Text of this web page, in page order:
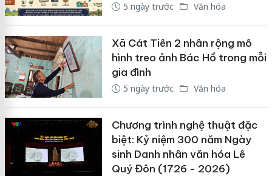
5 ngày trước Văn hóa
Xã Cát Tiên 2 nhân rộng mô
hình treo ảnh Bác Hồ trong mỗi
gia đình
5 ngày trước Văn hóa
Chương trình nghệ thuật đặc
biệt: Kỷ niệm 300 năm Ngày
sinh Danh nhân văn hóa Lê
Quý Đôn (1726 - 2026)